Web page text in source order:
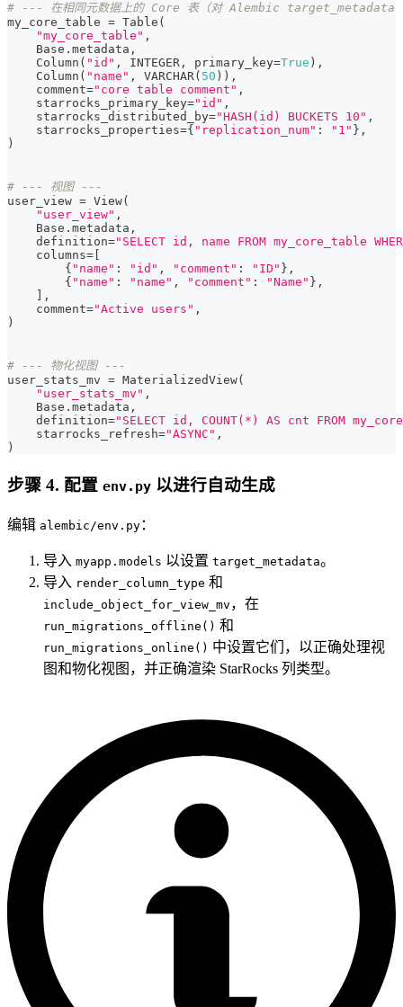
# --- 在相同元数据上的 Core 表（对 Alembic target_metadata
my_core_table = Table (
"my_core_table" ,
    Base
. metadata ,
    Column
( "id" , INTEGER , primary_key=True ) ,
    Column
( "name" , VARCHAR( 50 ) ) ,
    comment
="core table comment" ,
    starrocks_primary_key
="id" ,
    starrocks_distributed_by
="HASH(id) BUCKETS 10" ,
    starrocks_properties
={ "replication_num" : "1" } ,
)
# --- 视图 ---
user_view = View(
"user_view" ,
    Base
. metadata ,
    definition
="SELECT id, name FROM my_core_table
    columns
=
{ "name" : "id" , "comment" : "ID" } ,
{ "name" : "name" , "comment" : "Name" } ,
,
    comment
="Active users" ,
)
# --- 物化视图 ---
user_stats_mv = MaterializedView(
"user_stats_mv" ,
    Base
. metadata ,
    definition
="SELECT id, COUNT(*) AS cnt FROM
    starrocks_refresh
="ASYNC" ,
)
步骤 4. 配置 env.py 以进行自动生成
编辑 alembic/env.py ：
导入 myapp.models 以设置 target_metadata。
导入 render_column_type 和
include_object_for_view_mv ，在
run_migrations_offline() 和
run_migrations_online() 中设置它们，以正确处理视
图和物化视图，并正确渲染 StarRocks 列类型。